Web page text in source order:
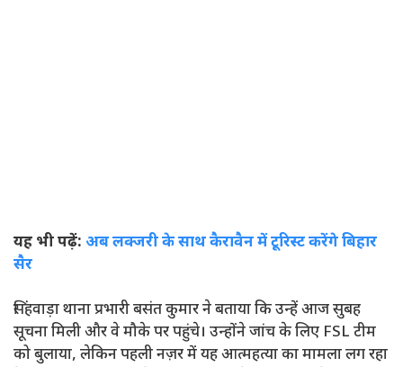
यह भी पढ़ें: अब लक्जरी के साथ कैरावैन में टूरिस्ट करेंगे बिहार
सैर
सिंहवाड़ा थाना प्रभारी बसंत कुमार ने बताया कि उन्हें आज सुबह
सूचना मिली और वे मौके पर पहुंचे। उन्होंने जांच के लिए FSL टीम
को बुलाया, लेकिन पहली नज़र में यह आत्महत्या का मामला लग रहा